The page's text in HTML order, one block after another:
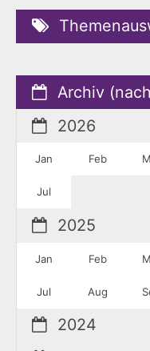
Archiv
2026
Jan Feb
Jul
2025
Jan Feb
Jul Aug
2024